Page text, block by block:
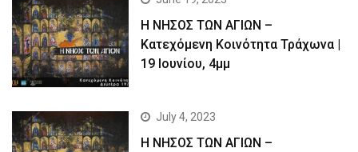
Η ΝΗΣΟΣ ΤΩΝ ΑΓΙΩΝ –
Kατεχόμενη Κοινότητα Τράχωνα |
19 Ιουνίου, 4μμ
July 4, 2023
Η ΝΗΣΟΣ ΤΩΝ ΑΓΙΩΝ –